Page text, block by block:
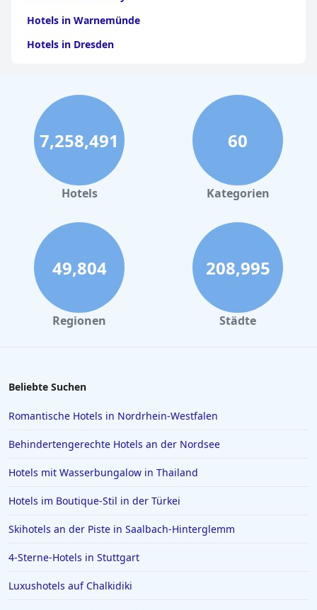
Hotels in Warnemünde
Hotels in Dresden
Hotels in Stuttgart
Hotels in Leipzig
Hotels in Bamberg
Hotels in Nürnberg
Hotels in Büsum
Hotels in Amsterdam
Hotels in Bremen
Hotels in Potsdam
Hotels in Oberstdorf
Hotels in Lazise
Hotels auf Rhodos
Hotels in Den Haag
Hotels in Amalfi
Hotels in Meran
7,258,491
Hotels
60
Kategorien
49,804
Regionen
208,995
Städte
Beliebte Suchen
Romantische Hotels in Nordrhein-Westfalen
Behindertengerechte Hotels an der Nordsee
Hotels mit Wasserbungalow in Thailand
Hotels im Boutique-Stil in der Türkei
Skihotels an der Piste in Saalbach-Hinterglemm
4-Sterne-Hotels in Stuttgart
Luxushotels auf Chalkidiki